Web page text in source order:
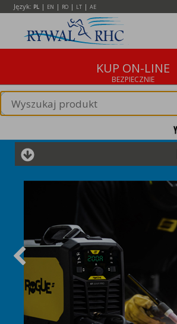
Język: PL | EN | RO | LT | AE
KUP ON-LINE